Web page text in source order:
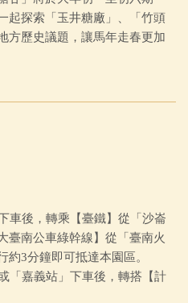
起探索「玉井糖廠」、「竹頭
方歷史議題，讓馬年走春更加
車後，轉乘【臺鐵】從「沙崙
臺南公車綠幹線】從「臺南火
3分鐘即可抵達本園區。
「嘉義站」下車後，轉搭【計